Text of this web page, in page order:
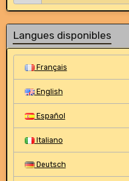
Langues disponibles
Français
English
Español
Italiano
Deutsch